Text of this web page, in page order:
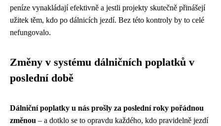
peníze vynakládají efektivně a jestli projekty skutečně přinášejí
užitek těm, kdo po dálnicích jezdí. Bez této kontroly by to celé
nefungovalo.
Změny v systému dálničních poplatků v
poslední době
Dálniční poplatky u nás prošly za poslední roky pořádnou
změnou – a dotklo se to opravdu každého, kdo pravidelně jezdí